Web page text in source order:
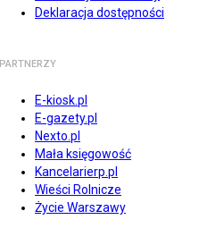
Deklaracja dostępności
PARTNERZY
E-kiosk.pl
E-gazety.pl
Nexto.pl
Mała księgowość
Kancelarierp.pl
Wieści Rolnicze
Życie Warszawy